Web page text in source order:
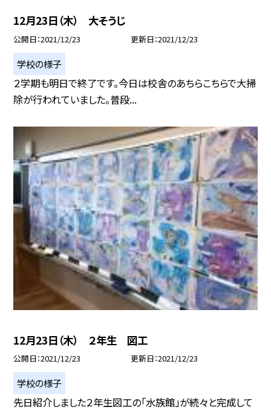
12月23日（木） 大そうじ
公開日 2021/12/23 更新日 2021/12/23
学校の様子
２学期も明日で終了です。今日は校舎のあちらこちらで大掃
除が行われていました。普段...
12月23日（木） ２年生 図工
公開日 2021/12/23 更新日 2021/12/23
学校の様子
先日紹介しました２年生図工の「水族館」が続々と完成して